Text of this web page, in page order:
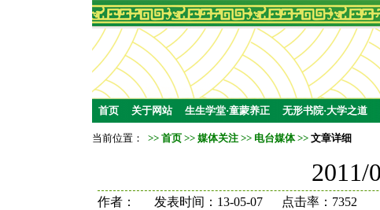
首页 关于网站 生生学堂·童蒙养正 无形书院·大学之道
当前位置： >> 首页 >> 媒体关注 >> 电台媒体>> 文章详细
2011/
作者： 发表时间：13-05-07 点击率：7352